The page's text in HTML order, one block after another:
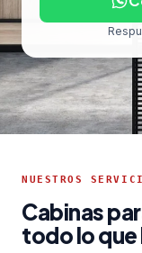
NUESTROS
Cabinas
todo lo